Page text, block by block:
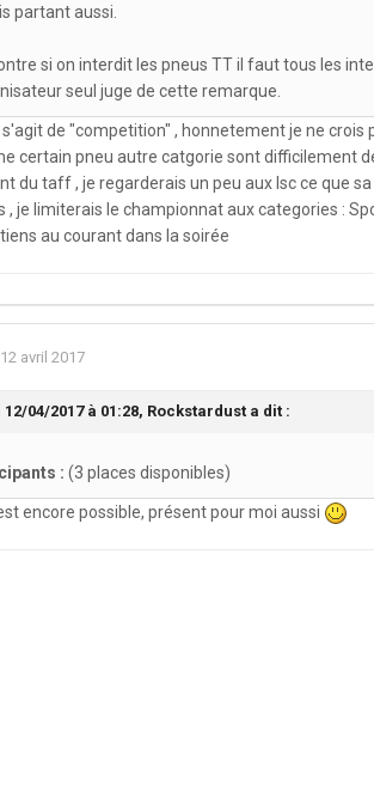
partant aussi.
si on interdit les pneus TT il faut tous les
seul juge de cette remarque.
de "competition" , honnetement je ne crois
certain pneu autre catgorie sont difficilement
du taff , je regarderais un peu aux lsc ce que sa
, je limiterais le championnat aux categories :
au courant dans la soirée
12 avril 2017
12/04/2017 à 01:28, Rockstardust a dit :
: (3 places disponibles)
encore possible, présent pour moi aussi